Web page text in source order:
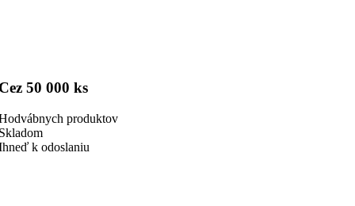
50 000 ks
produktov
k odoslaniu